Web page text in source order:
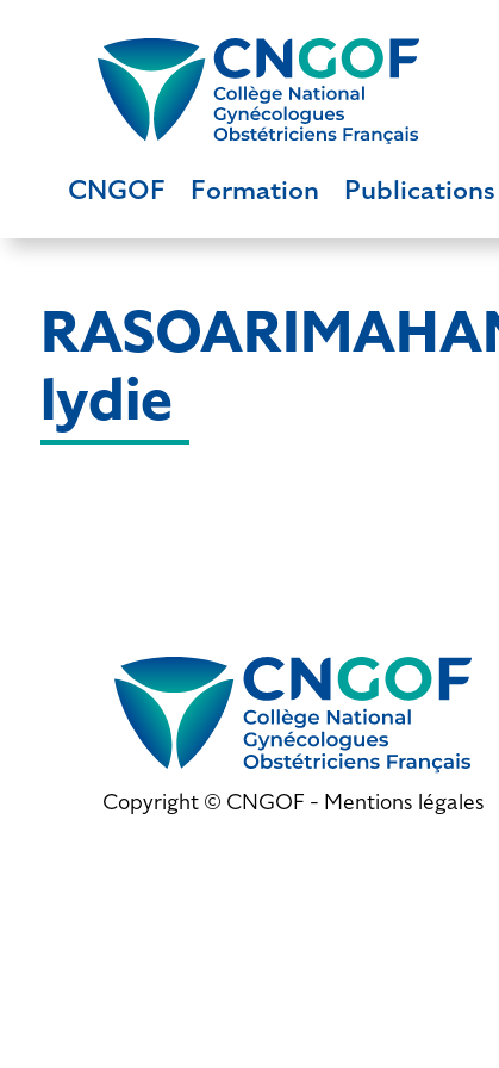
CNGOF Formation Publications
lydie
Copyright © CNGOF - Mentions légales